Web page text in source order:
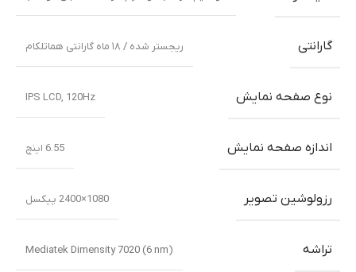
گارانتی ریجستر شده / ۱۸ ماه گارانتی هماتلکام
نوع صفحه نمایش IPS LCD, 120Hz
اندازه صفحه نمایش 6.55 اینچ
رزولوشین تصویر 1080×2400 پیکسل
تراشه Mediatek Dimensity 7020 (6 nm)